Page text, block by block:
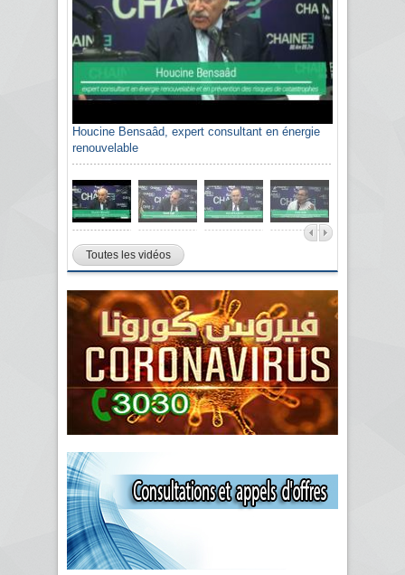
Houcine Bensaâd, expert consultant en énergie
renouvelable
Toutes les vidéos